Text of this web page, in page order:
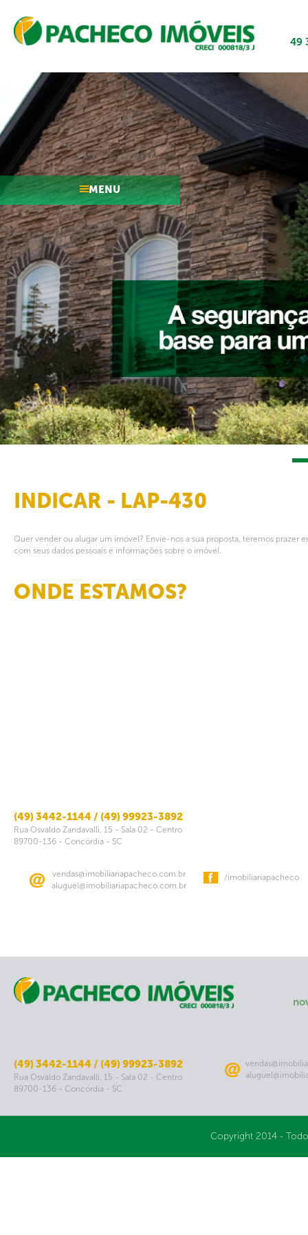
49
MENU
INDICAR - LAP-430
Quer vender ou alugar um imóvel? Envie-nos a sua proposta, teremos prazer
com seus dados pessoais e informações sobre o imóvel.
ONDE ESTAMOS?
(49) 3442-1144 / (49) 99923-3892
Rua Osvaldo Zandavalli, 15 - Sala 02 - Centro
89700-136 - Concórdia - SC
vendas@imobiliariapacheco.com.br
aluguel@imobiliariapacheco.com.br
/imobiliariapacheco
(49) 3442-1144 / (49) 99923-3892
Rua Osvaldo Zandavalli, 15 - Sala 02 - Centro
89700-136 - Concórdia - SC
Copyright 2014 -